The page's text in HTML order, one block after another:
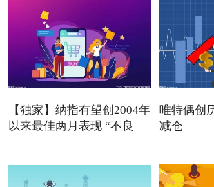
【独家】纳指有望创2004年
以来最佳两月表现 “不良
唯特偶创
减仓